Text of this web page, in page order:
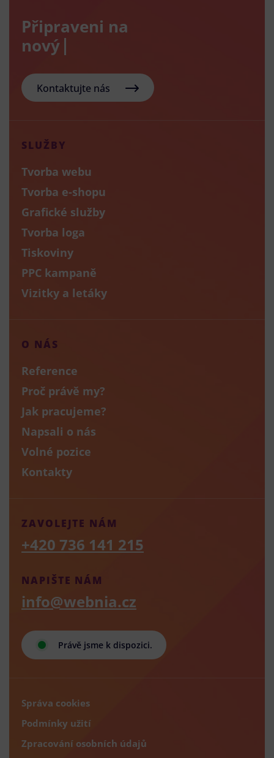
Připraveni na
nový e-shop
Kontaktujte nás
SLUŽBY
Tvorba webu
Tvorba e-shopu
Grafické služby
Tvorba loga
Tiskoviny
PPC kampaně
Vizitky a letáky
O NÁS
Reference
Proč právě my?
Jak pracujeme?
Napsali o nás
Volné pozice
Kontakty
Právě jsme k dispozici.
NAPIŠTE NÁM
info@webnia.cz
ZAVOLEJTE NÁM
+420 736 141 215
Správa cookies
Podmínky užití
Zpracování osobních údajů